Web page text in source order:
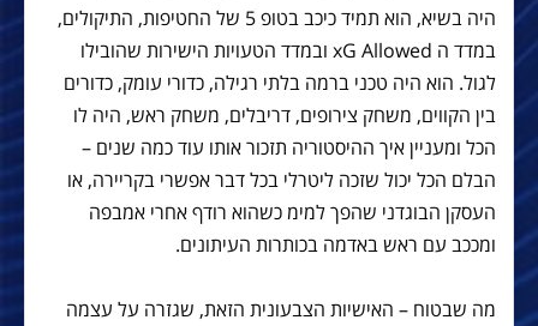
היה בשיא, הוא תמיד כיכב בטופ 5 של החטיפות, התיקולים,
במדד ה xG Allowed ובמדד הטעויות הישירות שהובילו
לגול. הוא היה טכני ברמה בלתי רגילה, כדורי עומק, כדורים
בין הקווים, משחק צירופים, דריבלים, משחק ראש, היה לו
הכל ומעניין איך ההיסטוריה תזכור אותו עוד כמה שנים –
הבלם הכל יכול שזכה ליטרלי בכל דבר אפשרי בקריירה, או
העסקן הבוגדני שהפך למימ כשהוא רודף אחרי אמבפה
ומככב עם ראש באדמה בכותרות העיתונים.
מה שבטוח – האישיות הצבעונית הזאת, שגזרה על עצמה